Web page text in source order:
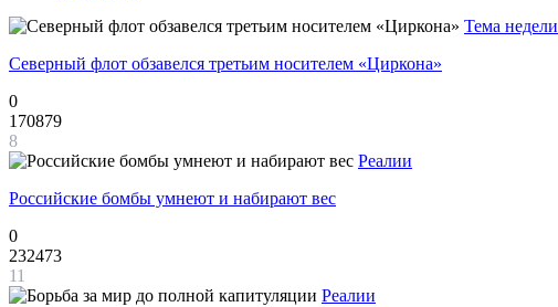
Тема недели
Северный флот обзавелся третьим носителем «Циркона»
0
170879
8
Реалии
Российские бомбы умнеют и набирают вес
0
232473
11
Реалии